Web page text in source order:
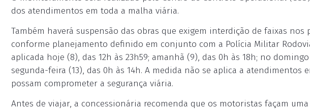
dos atendimentos em toda a malha viária.
Também haverá suspensão das obras que exigem interdição de faixas
conforme planejamento definido em conjunto com a Polícia Militar
aplicada hoje (8), das 12h às 23h59; amanhã (9), das 0h às 18h; no domingo
segunda-feira (13), das 0h às 14h. A medida não se aplica a atendimentos
possam comprometer a segurança viária.
Antes de viajar, a concessionária recomenda que os motoristas façam